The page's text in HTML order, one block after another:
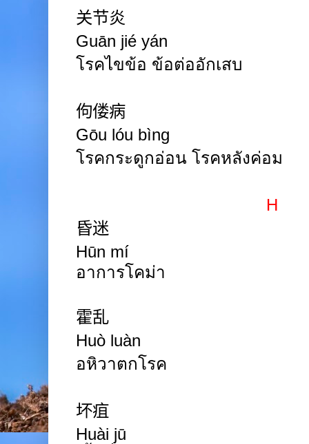
关节炎
Guān jié yán
โรคไขข้อ ข้อต่ออักเสบ
佝偻病
Gōu lóu bìng
โรคกระดูกอ่อน โรคหลังค่อม
H
昏迷
Hūn mí
อาการโคม่า
霍乱
Huò luàn
อหิวาตกโรค
坏疽
Huài jū